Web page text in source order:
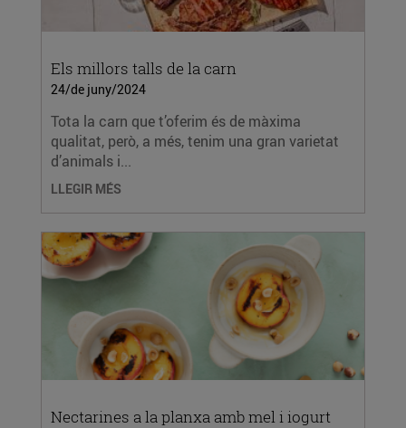
Els millors talls de la carn
24/de juny/2024
Tota la carn que t’oferim és de màxima
qualitat, però, a més, tenim una gran varietat
d’animals i...
LLEGIR MÉS
Nectarines a la planxa amb mel i iogurt